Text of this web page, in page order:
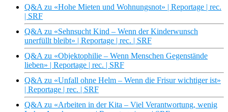
Q&A zu «Hohe Mieten und Wohnungsnot» | Reportage | rec.
| SRF
Q&A zu «Sehnsucht Kind – Wenn der Kinderwunsch
unerfüllt bleibt» | Reportage | rec. | SRF
Q&A zu «Objektophilie – Wenn Menschen Gegenstände
lieben» | Reportage | rec. | SRF
Q&A zu «Unfall ohne Helm – Wenn die Frisur wichtiger ist»
| Reportage | rec. | SRF
Q&A zu «Arbeiten in der Kita – Viel Verantwortung, wenig